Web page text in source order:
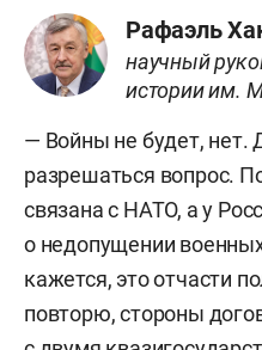
Рафаэль
научный
истории им.
— Войны не будет,
разрешаться вопрос.
связана с НАТО, а у
о недопущении
кажется, это отчасти
повторю, стороны